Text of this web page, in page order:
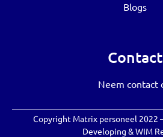
Blogs
Contact
Neem contact
Copyright Matrix personeel 2022
Developing &WIM